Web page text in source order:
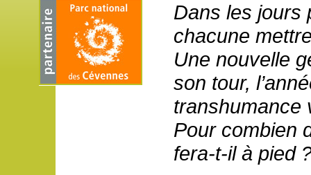
Dans les jours
chacune
Une nouvelle
son tour,
transhumance
Pour combien
fera-t-il à pied